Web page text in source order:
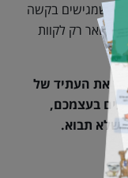
שמגישים בקשה
נשאר רק לקוות
את העתיד של
בעצמכם,
שלא תבוא.